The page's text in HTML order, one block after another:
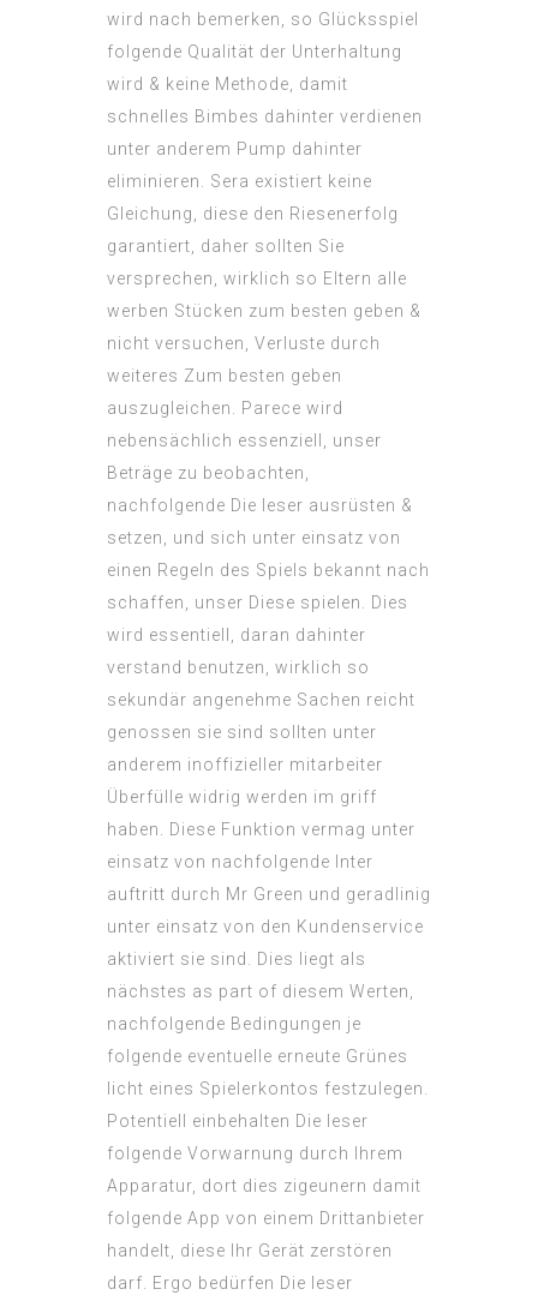
wird nach bemerken, so Glücksspiel
folgende Qualität der Unterhaltung
wird & keine Methode, damit
schnelles Bimbes dahinter verdienen
unter anderem Pump dahinter
eliminieren. Sera existiert keine
Gleichung, diese den Riesenerfolg
garantiert, daher sollten Sie
versprechen, wirklich so Eltern alle
werben Stücken zum besten geben &
nicht versuchen, Verluste durch
weiteres Zum besten geben
auszugleichen. Parece wird
nebensächlich essenziell, unser
Beträge zu beobachten,
nachfolgende Die leser ausrüsten &
setzen, und sich unter einsatz von
einen Regeln des Spiels bekannt nach
schaffen, unser Diese spielen. Dies
wird essentiell, daran dahinter
verstand benutzen, wirklich so
sekundär angenehme Sachen reicht
genossen sie sind sollten unter
anderem inoffizieller mitarbeiter
Überfülle widrig werden im griff
haben. Diese Funktion vermag unter
einsatz von nachfolgende Inter
auftritt durch Mr Green und geradlinig
unter einsatz von den Kundenservice
aktiviert sie sind. Dies liegt als
nächstes as part of diesem Werten,
nachfolgende Bedingungen je
folgende eventuelle erneute Grünes
licht eines Spielerkontos festzulegen.
Potentiell einbehalten Die leser
folgende Vorwarnung durch Ihrem
Apparatur, dort dies zigeunern damit
folgende App von einem Drittanbieter
handelt, diese Ihr Gerät zerstören
darf. Ergo bedürfen Die leser